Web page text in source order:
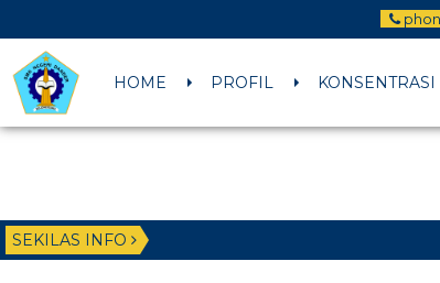
HOME PROFIL
SEKILAS INFO